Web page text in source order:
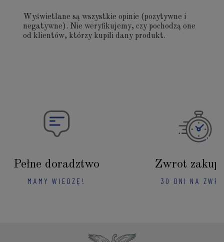
Wyświetlane są wszystkie opinie (pozytywne i
negatywne). Nie weryfikujemy, czy pochodzą one
od klientów, którzy kupili dany produkt.
Pełne doradztwo
MAMY WIEDZĘ!
Zwrot
30 DNI NA